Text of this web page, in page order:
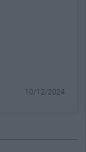
10/12/2024